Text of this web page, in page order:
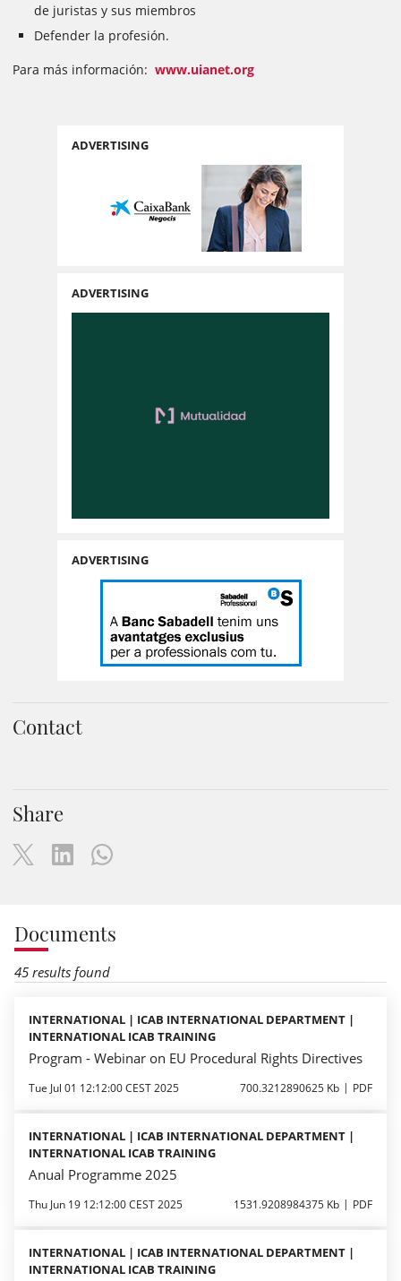
de juristas y sus miembros
Defender la profesión.
Para más información: www.uianet.org
ADVERTISING
ADVERTISING
ADVERTISING
Contact
Share
Documents
45 results found
INTERNATIONAL | ICAB INTERNATIONAL DEPARTMENT |
INTERNATIONAL ICAB TRAINING
Program - Webinar on EU Procedural Rights Directives
Tue Jul 01 12:12:00 CEST 2025 700.3212890625 Kb PDF
INTERNATIONAL | ICAB INTERNATIONAL DEPARTMENT |
INTERNATIONAL ICAB TRAINING
Anual Programme 2025
Thu Jun 19 12:12:00 CEST 2025 1531.9208984375 Kb PDF
INTERNATIONAL | ICAB INTERNATIONAL DEPARTMENT |
INTERNATIONAL ICAB TRAINING